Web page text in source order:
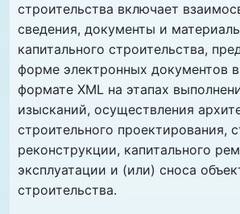
строительства включает
сведения, документы и
капитального строительства,
форме электронных документов
формате XML на этапах
изысканий, осуществления
строительного проектирования,
реконструкции, капитального
эксплуатации и (или) сноса
строительства.